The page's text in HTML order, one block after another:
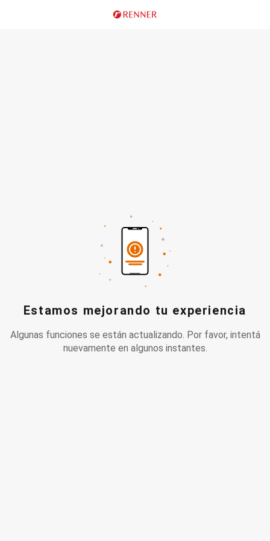
Estamos mejorando tu experiencia
Algunas funciones se están actualizando. Por favor, intentá
nuevamente en algunos instantes.